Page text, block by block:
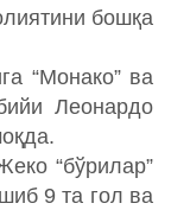
бошқа
“Монако” ва
Леонардо
“бўрилар”
9 та гол ва